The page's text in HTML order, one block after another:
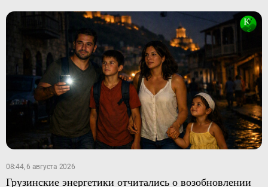
08:44, 6 августа 2026
Грузинские энергетики отчитались о возобновлении